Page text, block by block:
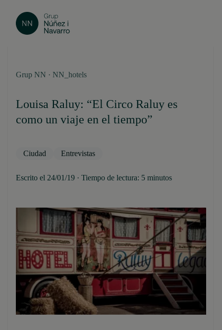
Grup NN · NN_hotels
Louisa Raluy: “El Circo Raluy es
como un viaje en el tiempo”
Ciudad Entrevistas
Escrito el 24/01/19 · Tiempo de lectura: 5 minutos